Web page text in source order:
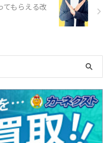
てもらえる改